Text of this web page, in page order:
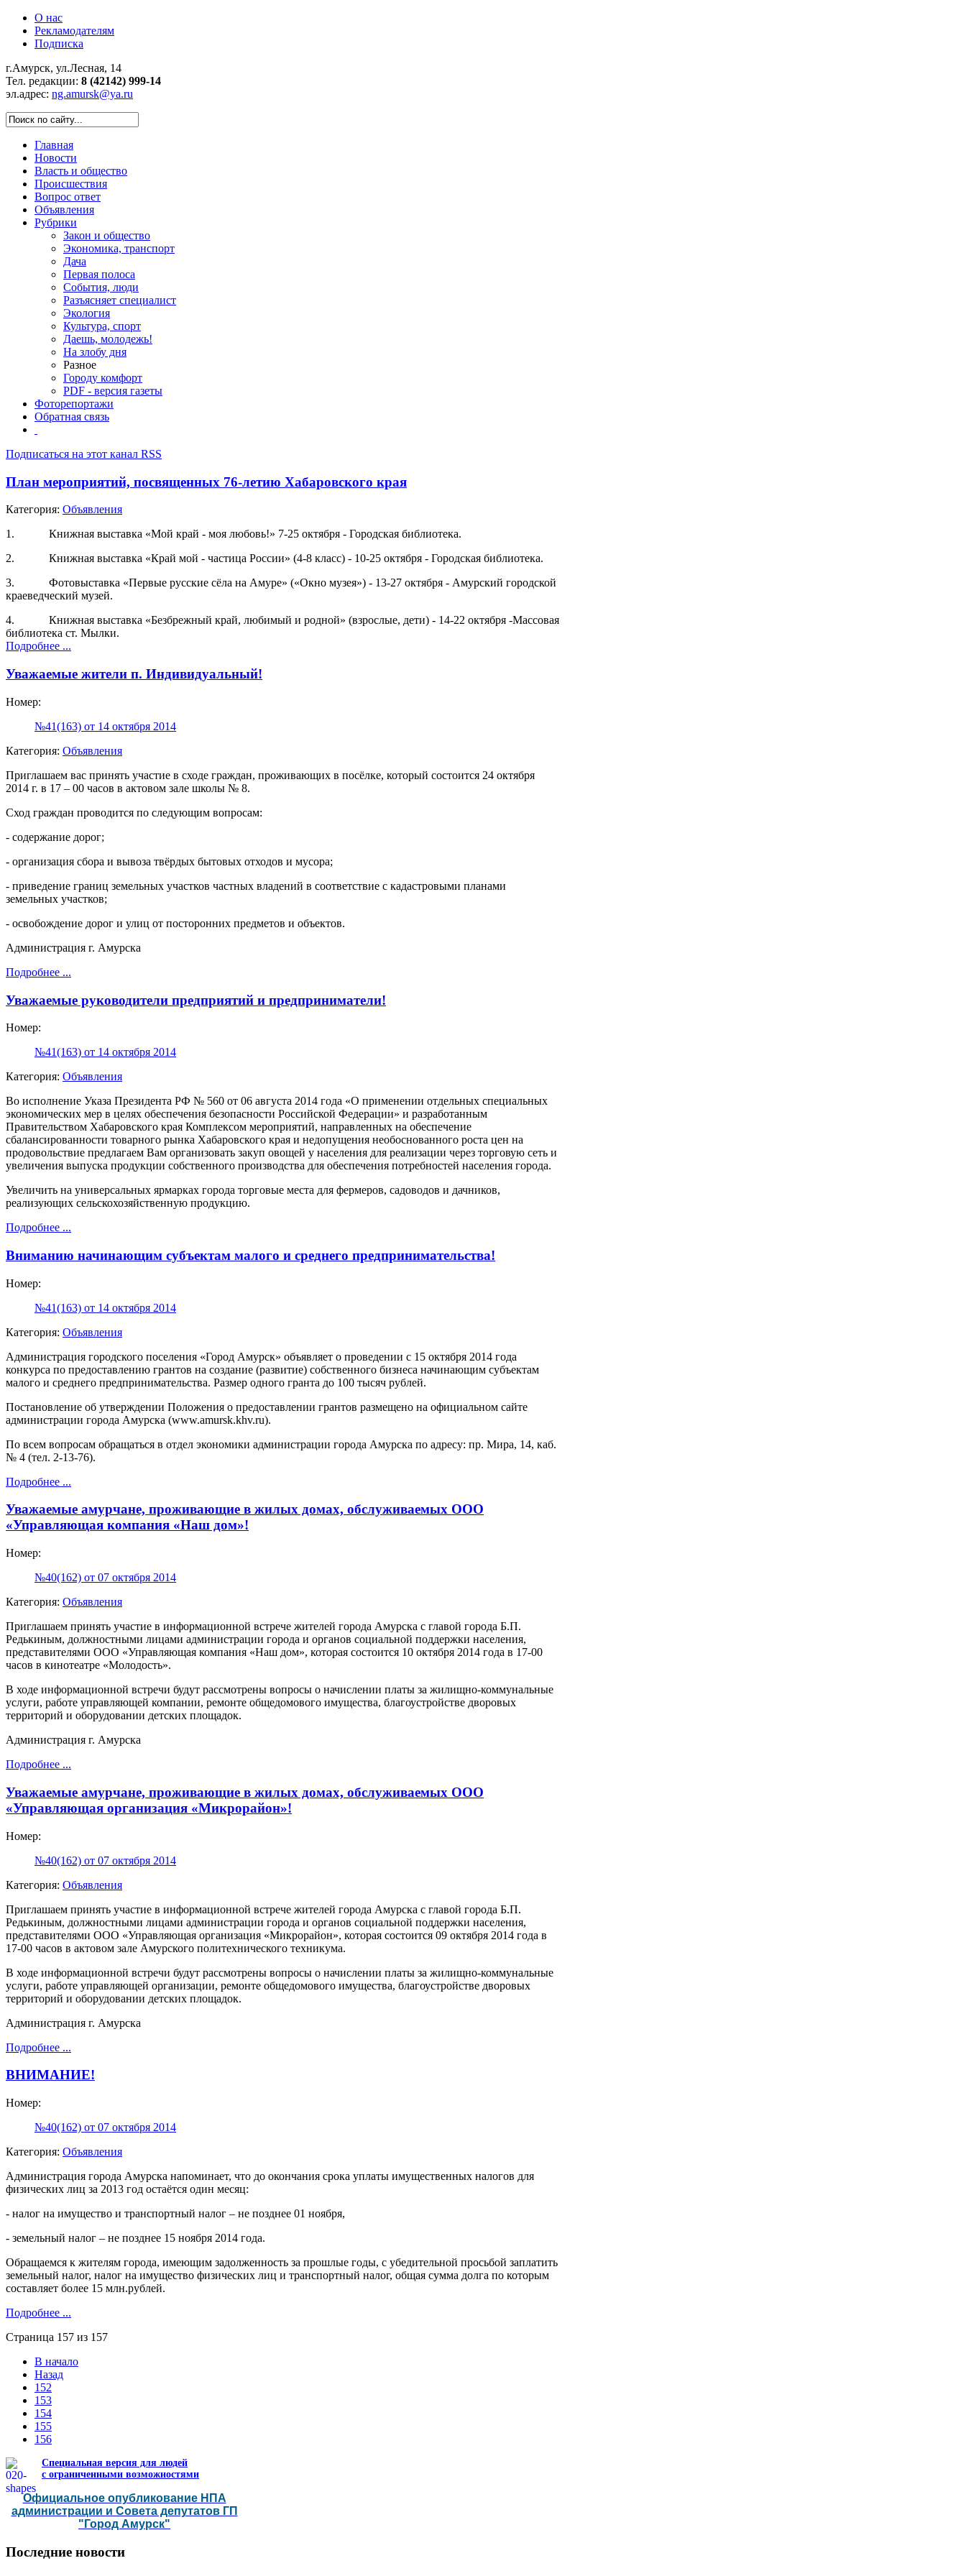
О нас
Рекламодателям
Подписка
г.Амурск, ул.Лесная, 14
Тел. редакции: 8 (42142) 999-14
эл.адрес: ng.amursk@ya.ru
Главная
Новости
Власть и общество
Происшествия
Вопрос ответ
Объявления
Рубрики
Закон и общество
Экономика, транспорт
Дача
Первая полоса
События, люди
Разъясняет специалист
Экология
Культура, спорт
Даешь, молодежь!
На злобу дня
Разное
Городу комфорт
PDF - версия газеты
Фоторепортажи
Обратная связь
Подписаться на этот канал RSS
План мероприятий, посвященных 76-летию Хабаровского края
Категория: Объявления
1. Книжная выставка «Мой край - моя любовь!» 7-25 октября - Городская библиотека.
2. Книжная выставка «Край мой - частица России» (4-8 класс) - 10-25 октября - Городская библиотека.
3. Фотовыставка «Первые русские сёла на Амуре» («Окно музея») - 13-27 октября - Амурский городской
краеведческий музей.
4. Книжная выставка «Безбрежный край, любимый и родной» (взрослые, дети) - 14-22 октября -Массовая
библиотека ст. Мылки.
Подробнее ...
Уважаемые жители п. Индивидуальный!
Номер:
№41(163) от 14 октября 2014
Категория: Объявления
Приглашаем вас принять участие в сходе граждан, проживающих в посёлке, который состоится 24 октября
2014 г. в 17 – 00 часов в актовом зале школы № 8.
Сход граждан проводится по следующим вопросам:
- содержание дорог;
- организация сбора и вывоза твёрдых бытовых отходов и мусора;
- приведение границ земельных участков частных владений в соответствие с кадастровыми планами
земельных участков;
- освобождение дорог и улиц от посторонних предметов и объектов.
Администрация г. Амурска
Подробнее ...
Уважаемые руководители предприятий и предприниматели!
Номер:
№41(163) от 14 октября 2014
Категория: Объявления
Во исполнение Указа Президента РФ № 560 от 06 августа 2014 года «О применении отдельных специальных
экономических мер в целях обеспечения безопасности Российской Федерации» и разработанным
Правительством Хабаровского края Комплексом мероприятий, направленных на обеспечение
сбалансированности товарного рынка Хабаровского края и недопущения необоснованного роста цен на
продовольствие предлагаем Вам организовать закуп овощей у населения для реализации через торговую сеть и
увеличения выпуска продукции собственного производства для обеспечения потребностей населения города.
Увеличить на универсальных ярмарках города торговые места для фермеров, садоводов и дачников,
реализующих сельскохозяйственную продукцию.
Подробнее ...
Вниманию начинающим субъектам малого и среднего предпринимательства!
Номер:
№41(163) от 14 октября 2014
Категория: Объявления
Администрация городского поселения «Город Амурск» объявляет о проведении с 15 октября 2014 года
конкурса по предоставлению грантов на создание (развитие) собственного бизнеса начинающим субъектам
малого и среднего предпринимательства. Размер одного гранта до 100 тысяч рублей.
Постановление об утверждении Положения о предоставлении грантов размещено на официальном сайте
администрации города Амурска (www.amursk.khv.ru).
По всем вопросам обращаться в отдел экономики администрации города Амурска по адресу: пр. Мира, 14, каб.
№ 4 (тел. 2-13-76).
Подробнее ...
Уважаемые амурчане, проживающие в жилых домах, обслуживаемых ООО
«Управляющая компания «Наш дом»!
Номер:
№40(162) от 07 октября 2014
Категория: Объявления
Приглашаем принять участие в информационной встрече жителей города Амурска с главой города Б.П.
Редькиным, должностными лицами администрации города и органов социальной поддержки населения,
представителями ООО «Управляющая компания «Наш дом», которая состоится 10 октября 2014 года в 17-00
часов в кинотеатре «Молодость».
В ходе информационной встречи будут рассмотрены вопросы о начислении платы за жилищно-коммунальные
услуги, работе управляющей компании, ремонте общедомового имущества, благоустройстве дворовых
территорий и оборудовании детских площадок.
Администрация г. Амурска
Подробнее ...
Уважаемые амурчане, проживающие в жилых домах, обслуживаемых ООО
«Управляющая организация «Микрорайон»!
Номер:
№40(162) от 07 октября 2014
Категория: Объявления
Приглашаем принять участие в информационной встрече жителей города Амурска с главой города Б.П.
Редькиным, должностными лицами администрации города и органов социальной поддержки населения,
представителями ООО «Управляющая организация «Микрорайон», которая состоится 09 октября 2014 года в
17-00 часов в актовом зале Амурского политехнического техникума.
В ходе информационной встречи будут рассмотрены вопросы о начислении платы за жилищно-коммунальные
услуги, работе управляющей организации, ремонте общедомового имущества, благоустройстве дворовых
территорий и оборудовании детских площадок.
Администрация г. Амурска
Подробнее ...
ВНИМАНИЕ!
Номер:
№40(162) от 07 октября 2014
Категория: Объявления
Администрация города Амурска напоминает, что до окончания срока уплаты имущественных налогов для
физических лиц за 2013 год остаётся один месяц:
- налог на имущество и транспортный налог – не позднее 01 ноября,
- земельный налог – не позднее 15 ноября 2014 года.
Обращаемся к жителям города, имеющим задолженность за прошлые годы, с убедительной просьбой заплатить
земельный налог, налог на имущество физических лиц и транспортный налог, общая сумма долга по которым
составляет более 15 млн.рублей.
Подробнее ...
Страница 157 из 157
В начало
Назад
152
153
154
155
156
Специальная версия для людей
с ограниченными возможностями
Официальное опубликование НПА
администрации и Совета депутатов ГП
"Город Амурск"
Последние новости